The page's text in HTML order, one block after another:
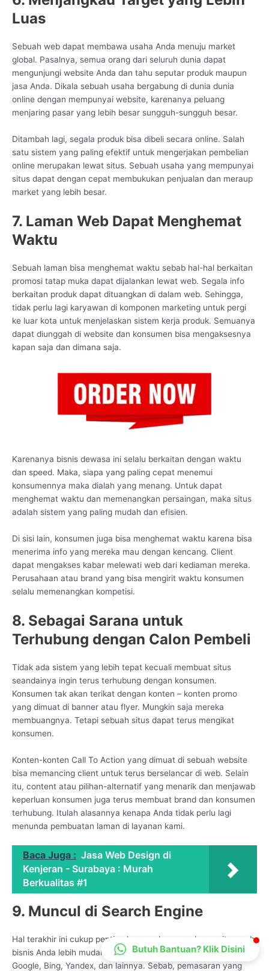
Luas
Sebuah web dapat membawa usaha Anda menuju market
global. Pasalnya, semua orang dari seluruh dunia dapat
mengunjungi website Anda dan tahu seputar produk maupun
jasa Anda. Dikala sebuah usaha bergabung di dunia dunia
online dengan mempunyai website, karenanya peluang
menjaring pasar yang lebih besar sungguh-sungguh besar.
Ditambah lagi, segala produk bisa dibeli secara online. Salah
satu sistem yang paling efektif untuk mengerjakan pembelian
online merupakan lewat situs. Sebuah usaha yang mempunyai
situs dapat dengan cepat membukukan penjualan dan meraup
market yang lebih besar.
7. Laman Web Dapat Menghemat
Waktu
Sebuah laman bisa menghemat waktu sebab hal-hal berkaitan
promosi tatap muka dapat dijalankan lewat web. Segala info
berkaitan produk dapat dituangkan di dalam web. Sehingga,
tidak perlu lagi karyawan di komponen marketing untuk pergi
ke luar kota untuk menjelaskan sistem kerja produk. Semuanya
dapat diunggah di website dan konsumen bisa mengaksesnya
kapan saja dan dimana saja.
Karenanya bisnis dewasa ini selalu berkaitan dengan waktu
dan speed. Maka, siapa yang paling cepat menemui
konsumennya maka dialah yang menang. Untuk dapat
menghemat waktu dan memenangkan persaingan, maka situs
adalah sistem yang paling mudah dan efisien.
Di sisi lain, konsumen juga bisa menghemat waktu karena bisa
menerima info yang mereka mau dengan kencang. Client
dapat mengakses kabar melewati web dari kediaman mereka.
Perusahaan atau brand yang bisa mengirit waktu konsumen
selalu memenangkan kompetisi.
8. Sebagai Sarana untuk
Terhubung dengan Calon Pembeli
Tidak ada sistem yang lebih tepat kecuali membuat situs
seandainya ingin terus terhubung dengan konsumen.
Konsumen tak akan terikat dengan konten – konten promo
yang dimuat di banner atau flyer. Mungkin saja mereka
membuangnya. Tetapi sebuah situs dapat terus mengikat
konsumen.
Konten-konten Call To Action yang dimuat di sebuah website
bisa memancing client untuk terus berselancar di web. Selain
itu, content atau pilihan-alternatif yang menarik dan menjawab
keperluan konsumen juga terus membuat brand dan konsumen
terhubung. Itulah alasannya kenapa Anda tidak perlu lagi
menunda pembuatan laman di layanan kami.
Baca Juga : Jasa Web Design di
Kenjeran - Surabaya : Murah
Berkualitas #1
9. Muncul di Search Engine
Hal terakhir ini cukup penting karena dengan adanya situs web,
bisnis Anda lebih mudah ditemukan di mesin pencarian, seperti
Google, Bing, Yandex, dan lainnya. Sebab, pemasaran yang
CS Lenteraweb
Butuh Bantuan? Klik Disini